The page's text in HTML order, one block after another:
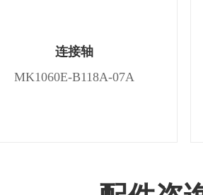
连接轴
MK1060E-B118A-07A